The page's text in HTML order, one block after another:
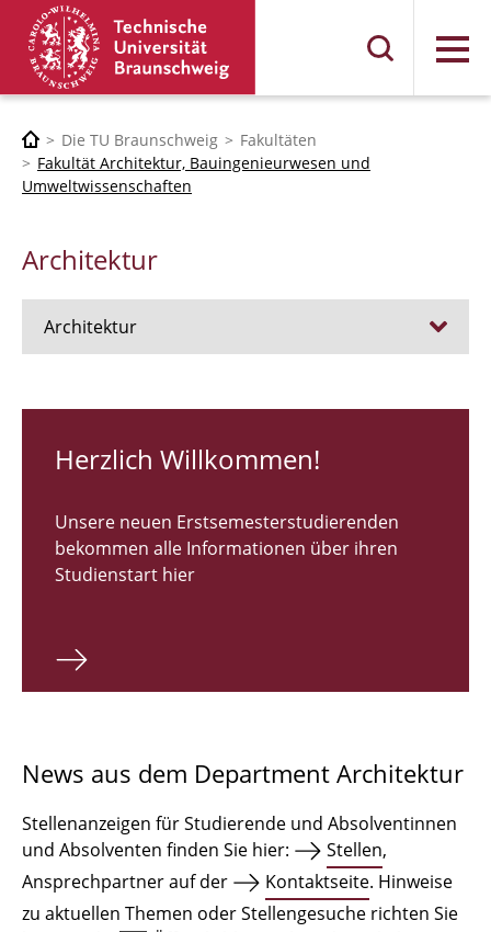
Menü
Die TU Braunschweig
Fakultäten
Fakultät Architektur, Bauingenieurwesen und
Umweltwissenschaften
Architektur
Architektur
RUNDGANG 26
Bachelor Architektur
Master Architektur
Qualifikationsprofil
Institute
Einrichtungen
Herzlich Willkommen!
Unsere neuen Erstsemesterstudierenden
bekommen alle Informationen über ihren
Studienstart hier
News aus dem Department Architektur
Stellenanzeigen für Studierende und Absolventinnen
und Absolventen finden Sie hier:
Stellen,
Ansprechpartner auf der
Kontaktseite. Hinweise
zu aktuellen Themen oder Stellengesuche richten Sie